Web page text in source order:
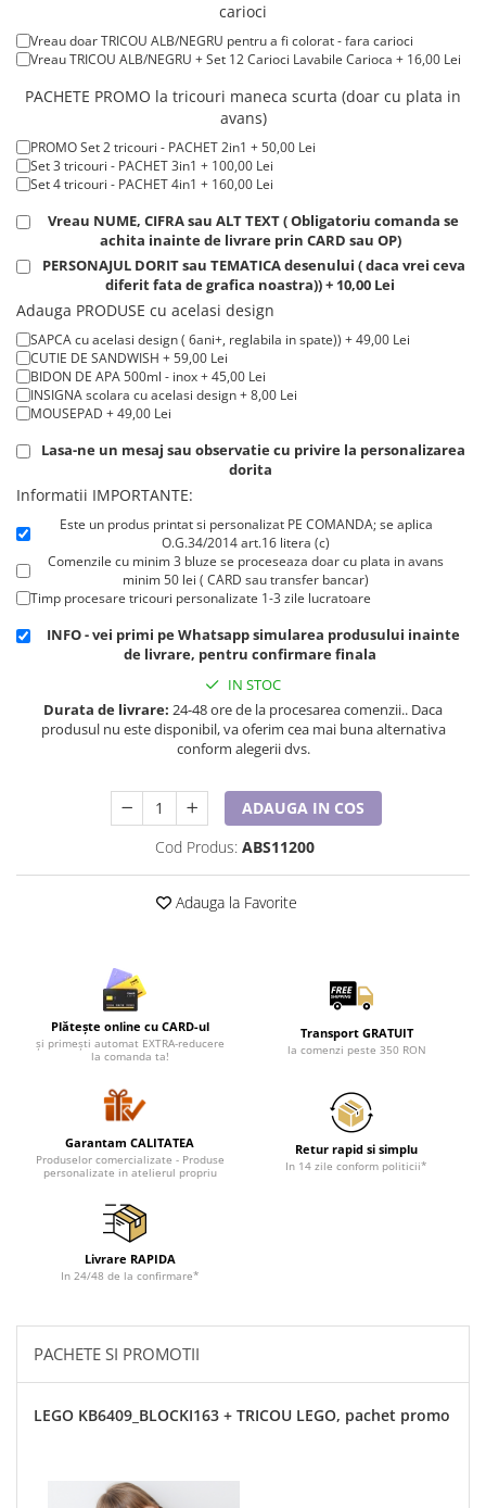
Tricouri de craciun
Tricouri de cuplu Valentine's Day
Valentine's Day
Cadouri pentru Nasi si Fini
Cadouri Craciun
Cadouri pentru profesori sau absolventi
Cadouri Back to school
Cadouri de Paște
Cadouri Traditionale Romanesti
8 Martie
Cadouri pentru CUPLU El & Ea
Cadouri Iubitori de animale
Cadouri pentru sportivi
Cadouri Pensionare
Cadouri Colegi, sefi sau angajati
Cadouri pentru Doctori
Cadouri pentru Sfânta Maria
Martisoare
Tricou POLO alb maneca SCURTA 200-220 g/m² - marimi COPII + 15,00
Tricou POLO alb maneca LUNGA 200-220 g/m² marimi COPII + 20,00
Lei
- extracost + 20,00 Lei
carioci
Vreau doar TRICOU ALB/NEGRU pentru a fi colorat - fara carioci
Vreau TRICOU ALB/NEGRU + Set 12 Carioci Lavabile Carioca + 16,00 Lei
PACHETE PROMO la tricouri maneca scurta (doar cu plata in
avans)
PROMO Set 2 tricouri - PACHET 2in1 + 50,00 Lei
Set 3 tricouri - PACHET 3in1 + 100,00 Lei
Set 4 tricouri - PACHET 4in1 + 160,00 Lei
Vreau NUME, CIFRA sau ALT TEXT ( Obligatoriu comanda se
achita inainte de livrare prin CARD sau OP)
PERSONAJUL DORIT sau TEMATICA desenului ( daca vrei ceva
diferit fata de grafica noastra)) + 10,00 Lei
Adauga PRODUSE cu acelasi design
SAPCA cu acelasi design ( 6ani+, reglabila in spate)) + 49,00 Lei
CUTIE DE SANDWISH + 59,00 Lei
BIDON DE APA 500ml - inox + 45,00 Lei
INSIGNA scolara cu acelasi design + 8,00 Lei
MOUSEPAD + 49,00 Lei
Lasa-ne un mesaj sau observatie cu privire la personalizarea
dorita
Informatii IMPORTANTE:
Este un produs printat si personalizat PE COMANDA; se aplica
O.G.34/2014 art.16 litera (c)
Comenzile cu minim 3 bluze se proceseaza doar cu plata in avans
minim 50 lei ( CARD sau transfer bancar)
Timp procesare tricouri personalizate 1-3 zile lucratoare
INFO - vei primi pe Whatsapp simularea produsului inainte
de livrare, pentru confirmare finala
IN STOC
Durata de livrare: 24-48 ore de la procesarea comenzii.. Daca
produsul nu este disponibil, va oferim cea mai buna alternativa
conform alegerii dvs.
ADAUGA IN COS
Cod Produs: ABS11200
Adauga la Favorite
Plătește online cu CARD-ul
și primești automat EXTRA-reducere
la comanda ta!
Transport GRATUIT
la comenzi peste 350 RON
Garantam CALITATEA
Produselor comercializate - Produse
personalizate in atelierul propriu
Retur rapid si simplu
In 14 zile conform politicii*
Livrare RAPIDA
In 24/48 de la confirmare*
PACHETE SI PROMOTII
LEGO KB6409_BLOCKI163 + TRICOU LEGO, pachet promo